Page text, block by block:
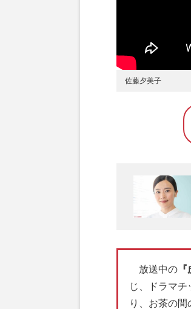
佐藤夕美子
放送中の
じ、ドラマ
り、お茶の